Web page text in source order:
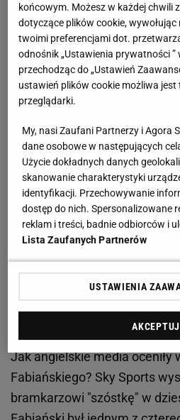
Zobacz wideoWielu piłkarzy
ale powrót Szczęsnego
West Ham rozpoczął
Liverpoolem
dubletachDiogo Joty,
Salaha. Jak przy tych
zachował się Łukasz
spotkanie, można było
dwóch ostatnich bramkach
lepiej. Jednocześnie miał
jego zespół przed utratą
Ocenili Łukasza
Jak angielskie media oceniły
Fabiańskiego? Sky Sports
bramkarzowi "szóstkę" w
końcowym. Możesz w każdej chwili
dotyczące plików cookie,
twoimi preferencjami dot.
odnośnik „Ustawienia prywatności ”
przechodząc do „Ustawień
ustawień plików cookie możliwa
przeglądarki.
My, nasi Zaufani Partnerzy i Agora
dane osobowe w następujących
Użycie dokładnych danych
skanowanie charakterystyki
identyfikacji. Przechowywanie
dostęp do nich. Spersonalizowane
reklam i treści, badnie odbiorców i
Lista Zaufanych Partnerów
USTAWIENIA